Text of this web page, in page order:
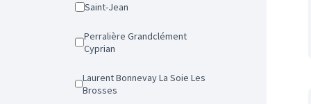
Saint-Jean
Perralière Grandclément
Cyprian
Laurent Bonnevay La Soie Les
Brosses